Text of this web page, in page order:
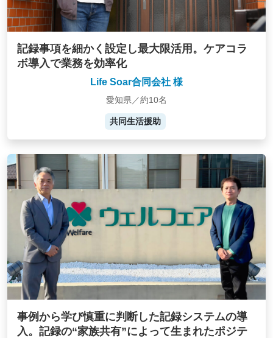
記録事項を細かく設定し最大限活用。ケアコラ
ボ導入で業務を効率化
Life Soar合同会社 様
愛知県／約10名
共同生活援助
事例から学び慎重に判断した記録システムの導
入。記録の“家族共有”によって生まれたポジテ